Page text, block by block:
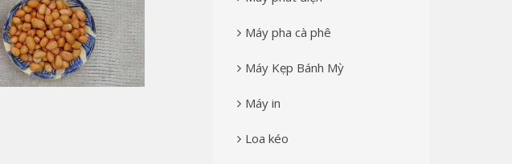
Máy pha cà phê
Máy Kẹp Bánh Mỳ
Máy in
Loa kéo